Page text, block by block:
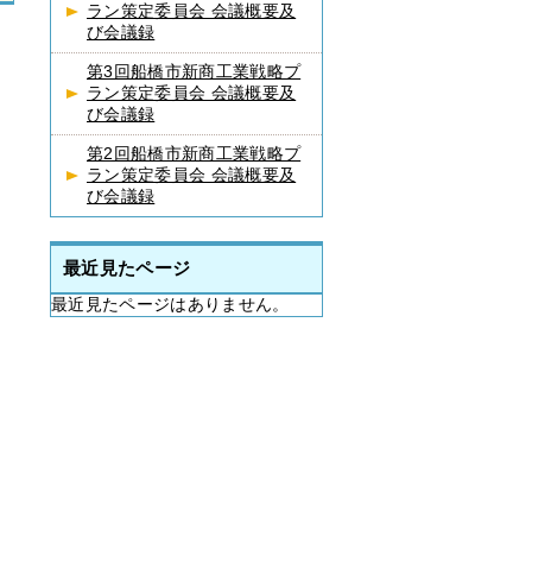
ラン策定委員会 会議概要及
び会議録
第3回船橋市新商工業戦略プ
ラン策定委員会 会議概要及
び会議録
第2回船橋市新商工業戦略プ
ラン策定委員会 会議概要及
び会議録
最近見たページ
最近見たページはありません。